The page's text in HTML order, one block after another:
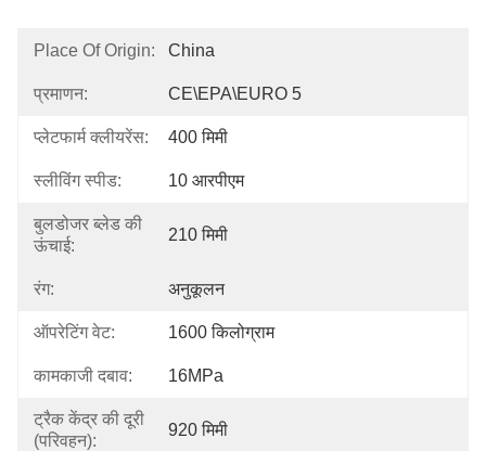
Place Of Origin: China
प्रमाणन: CE\EPA\EURO 5
प्लेटफार्म क्लीयरेंस: 400 मिमी
स्लीविंग स्पीड: 10 आरपीएम
बुलडोजर ब्लेड की
ऊंचाई:
210 मिमी
रंग: अनुकूलन
ऑपरेटिंग वेट: 1600 किलोग्राम
कामकाजी दबाव: 16MPa
ट्रैक केंद्र की दूरी
(परिवहन):
920 मिमी